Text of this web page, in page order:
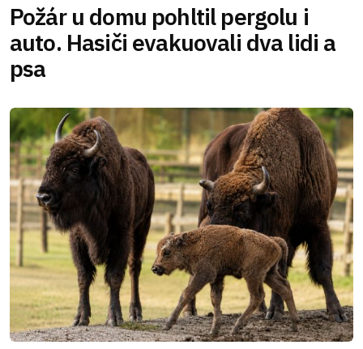
Požár u domu pohltil pergolu i
auto. Hasiči evakuovali dva lidi a
psa